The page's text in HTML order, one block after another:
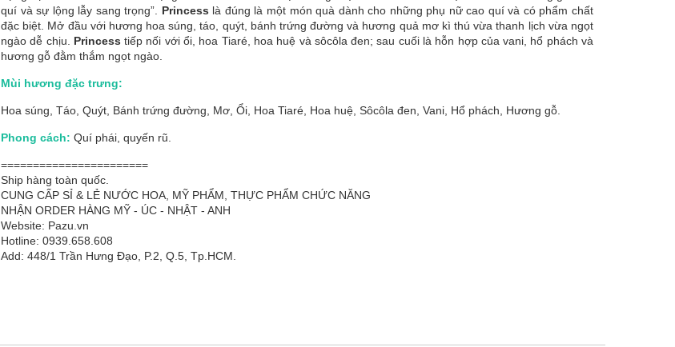
quí và sự lộng lẫy sang trọng”.
Princess là đúng là một món quà dành cho những phụ nữ cao quí và có phẩm chất
đặc biệt. Mở đầu với hương hoa súng, táo, quýt, bánh trứng đường và hương quả mơ kì thú vừa thanh lịch vừa ngọt
ngào dễ chịu. Princess tiếp nối với ổi, hoa Tiaré, hoa huệ và sôcôla đen; sau cuối là hỗn hợp của vani, hổ phách và
hương gỗ đằm thắm ngọt ngào.
Mùi hương đặc trưng:
Hoa súng, Táo, Quýt, Bánh trứng đường, Mơ, Ổi, Hoa Tiaré, Hoa huệ, Sôcôla đen, Vani, Hổ phách, Hương gỗ.
Phong cách: Quí phái, quyến rũ.
=======================
Ship hàng toàn quốc.
CUNG CẤP SỈ & LẺ NƯỚC HOA, MỸ PHẨM, THỰC PHẨM CHỨC NĂNG
NHẬN ORDER HÀNG MỸ - ÚC - NHẬT - ANH
Website: Pazu.vn
Hotline: 0939.658.608
Add: 448/1 Trần Hưng Đạo, P.2, Q.5, Tp.HCM.